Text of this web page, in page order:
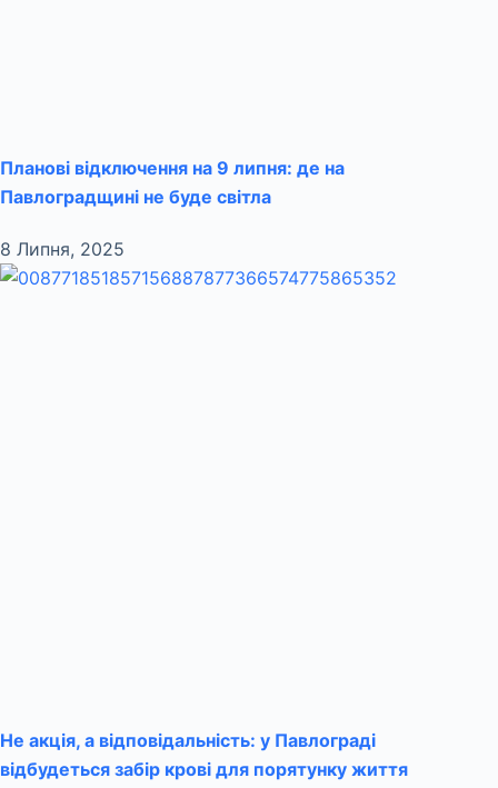
Планові відключення на 9 липня: де на
Павлоградщині не буде світла
8 Липня, 2025
Не акція, а відповідальність: у Павлограді
відбудеться забір крові для порятунку життя